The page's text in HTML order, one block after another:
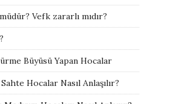
Vefk zararlı mıdır?
Büyüsü Yapan Hocalar
Hocalar Nasıl Anlaşılır?